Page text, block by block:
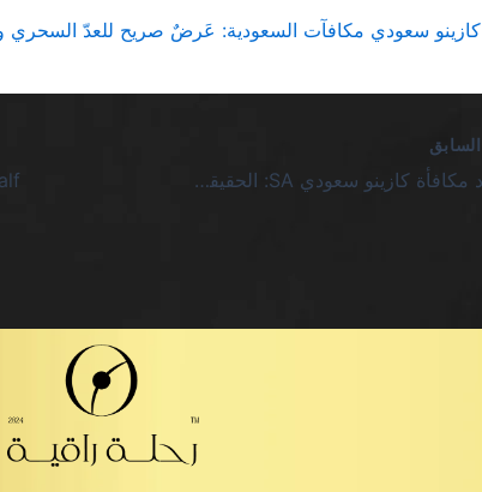
كازينو سعودي مكافآت السعودية: عَرضٌ صريح للعدّ السحري
السابق
كود مكافأة كازينو سعودي SA: الحقيقة المُرة خلف العروض المبهرة